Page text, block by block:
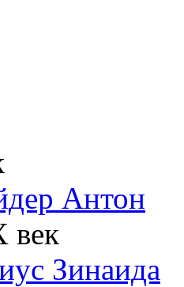
Антон
век
Зинаида